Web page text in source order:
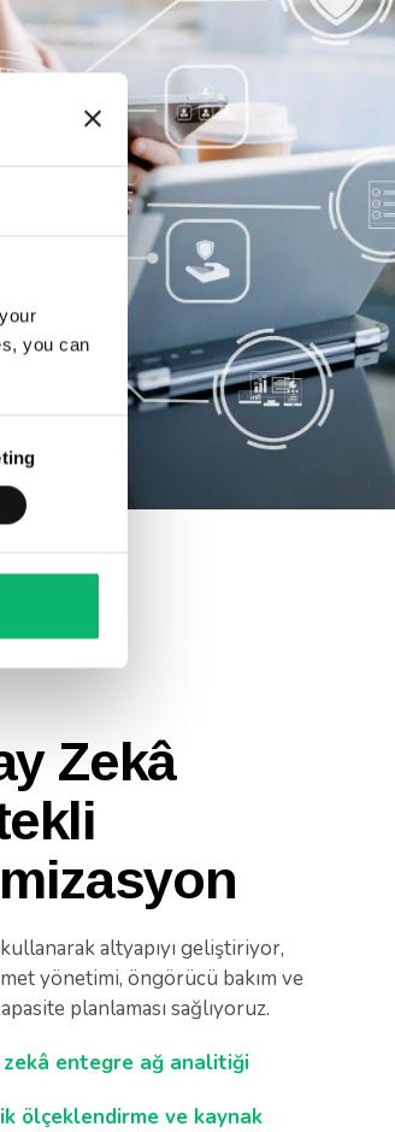
you can
Zekâ
altyapıyı geliştiriyor,
yönetimi, öngörücü bakım ve
planlaması sağlıyoruz.
zekâ entegre ağ analitiği
ölçeklendirme ve kaynak